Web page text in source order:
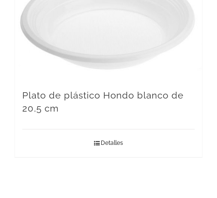
Plato de plástico Hondo blanco de
20,5 cm
Detalles